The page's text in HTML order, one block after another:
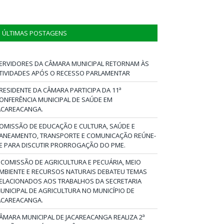
ÚLTIMAS POSTAGENS
DA CÂMARA MUNICIPAL RETORNAM ÀS
APÓS O RECESSO PARLAMENTAR
DA CÂMARA PARTICIPA DA 11ª
MUNICIPAL DE SAÚDE EM
DE EDUCAÇÃO E CULTURA, SAÚDE E
TRANSPORTE E COMUNICAÇÃO REÚNE-
PARA DISCUTIR PRORROGAÇÃO DO PME.
DE AGRICULTURA E PECUÁRIA, MEIO
E RECURSOS NATURAIS DEBATEU TEMAS
AOS TRABALHOS DA SECRETARIA
DE AGRICULTURA NO MUNICÍPIO DE
MUNICIPAL DE JACAREACANGA REALIZA 2ª